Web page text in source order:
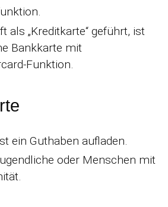
als „Kreditkarte“ geführt, ist
Bankkarte mit
Funktion.
ein Guthaben aufladen.
oder Menschen mit